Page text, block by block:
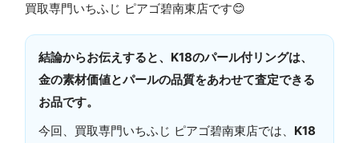
買取専門いちふじ ピアゴ碧南東店です😊
結論からお伝えすると、K18のパール付リングは、
金の素材価値とパールの品質をあわせて査定できる
お品です。
今回、買取専門いちふじ ピアゴ碧南東店では、 K18